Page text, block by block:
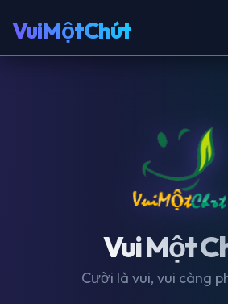
VuiMộtChút
Vui Một
Cười là vui, vui càng